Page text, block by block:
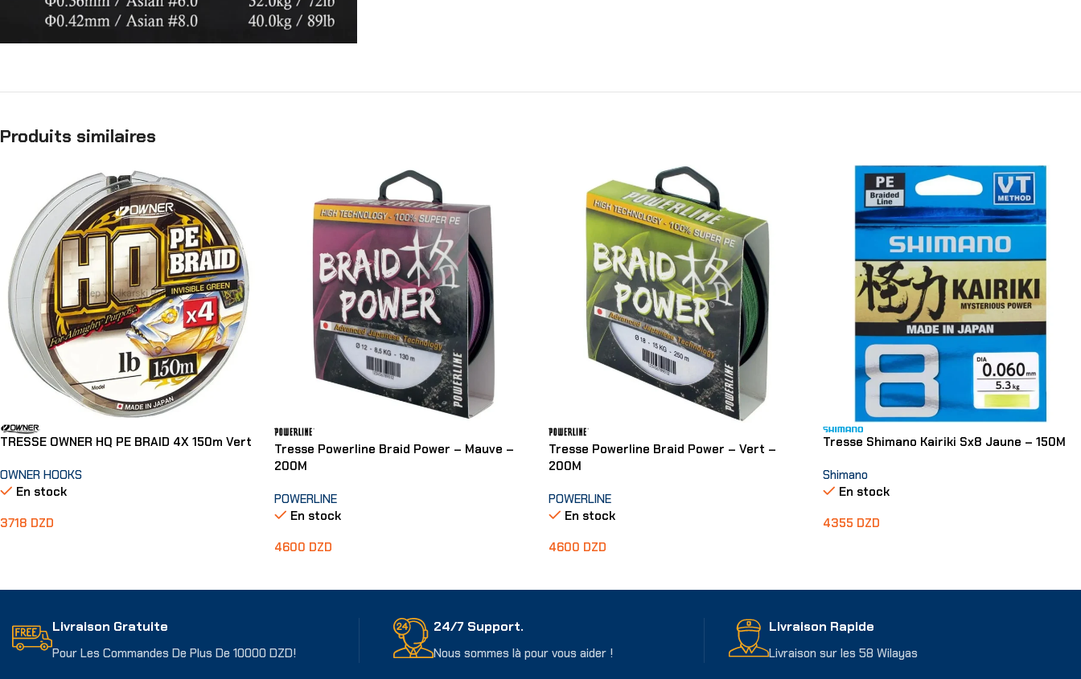
Produits similaires
TRESSE OWNER HQ PE BRAID 4X 150m Vert
OWNER HOOKS
En stock
3718 DZD
Tresse Powerline Braid Power – Mauve –
200M
POWERLINE
En stock
4600 DZD
Tresse Powerline Braid Power – Vert –
200M
POWERLINE
En stock
4600 DZD
Tresse Shimano Kairiki Sx8 Jaune – 150M
Shimano
En stock
4355 DZD
Livraison Gratuite
Pour Les Commandes De Plus De 10000 DZD!
24/7 Support.
Nous sommes là pour vous aider !
Livraison Rapide
Livraison sur les 58 Wilayas